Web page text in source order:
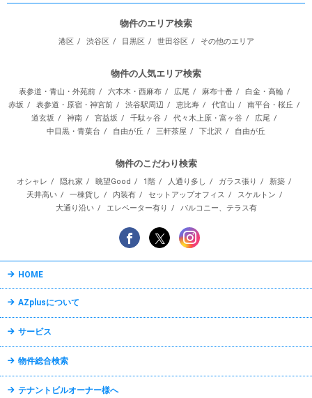
物件のエリア検索
港区 渋谷区 目黒区 世田谷区 その他のエリア
物件の人気エリア検索
表参道・青山・外苑前 六本木・西麻布 広尾 麻布十番
白金・高輪
赤坂
表参道・原宿・神宮前 渋谷駅周辺 恵比寿 代官山
南平台・桜丘
道玄坂
神南 宮益坂 千駄ヶ谷 代々木上原・富ヶ谷
広尾
中目黒・青葉台
自由が丘 三軒茶屋 下北沢 自由が丘
物件のこだわり検索
オシャレ 隠れ家 眺望Good 1階 人通り多し ガラス張り
新築
天井高い
一棟貨し 内装有 セットアップオフィス
スケルトン
大通り沿い
エレベーター有り バルコニー、テラス有
HOME
AZplusについて
サービス
物件総合検索
テナントビルオーナー様へ